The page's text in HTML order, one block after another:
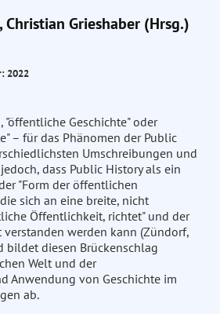
Christian Grieshaber (Hrsg.)
2022
"öffentliche Geschichte" oder
– für das Phänomen der Public
Umschreibungen und
dass Public History als ein
"Form der öffentlichen
sich an eine breite, nicht
Öffentlichkeit, richtet" und der
verstanden werden kann (Zündorf,
bildet diesen Brückenschlag
Welt und der
Anwendung von Geschichte im
ab.